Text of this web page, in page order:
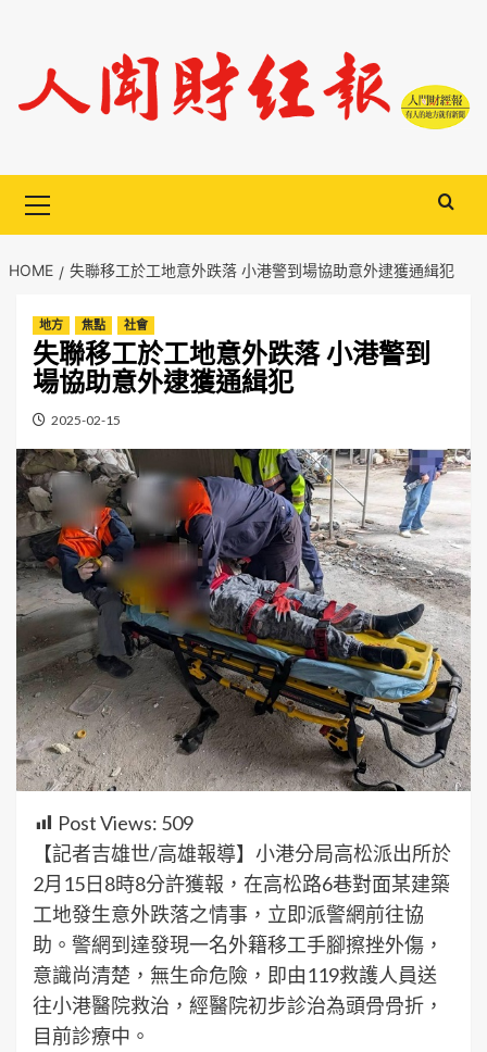
content
Menu
HOME 失聯移工於工地意外跌落 小港警到場協助意外逮獲通緝犯
地方 焦點 社會
失聯移工於工地意外跌落 小港警到
場協助意外逮獲通緝犯
2025-02-15
Post Views: 509
【記者吉雄世/高雄報導】小港分局高松派出所於
2月15日8時8分許獲報，在高松路6巷對面某建築
工地發生意外跌落之情事，立即派警網前往協
助。警網到達發現一名外籍移工手腳擦挫外傷，
意識尚清楚，無生命危險，即由119救護人員送
往小港醫院救治，經醫院初步診治為頭骨骨折，
目前診療中。